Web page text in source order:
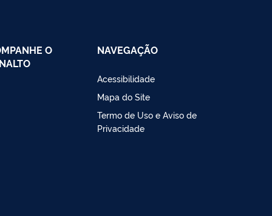
O
NAVEGAÇÃO
Acessibilidade
Mapa do Site
Termo de Uso e Aviso de
Privacidade